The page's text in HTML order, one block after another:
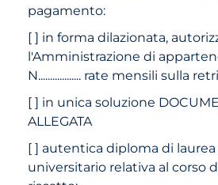
pagamento:
[ ] in forma dilazionata,
l'Amministrazione di
N.................. rate mensili sulla
[ ] in unica soluzione
ALLEGATA
[ ] autentica diploma di
universitario relativa al corso